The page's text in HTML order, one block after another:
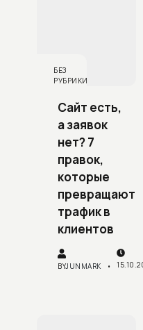
БЕЗ
РУБРИКИ
Сайт есть,
а заявок
нет? 7
правок,
которые
превращают
трафик в
клиентов
BYJUNMARK